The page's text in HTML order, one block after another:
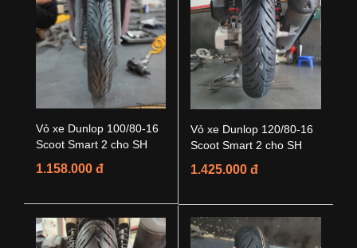
Vỏ xe Dunlop 100/80-16
Scoot Smart 2 cho SH
1.158.000 đ
Vỏ xe Dunlop 120/80-16
Scoot Smart 2 cho SH
1.425.000 đ